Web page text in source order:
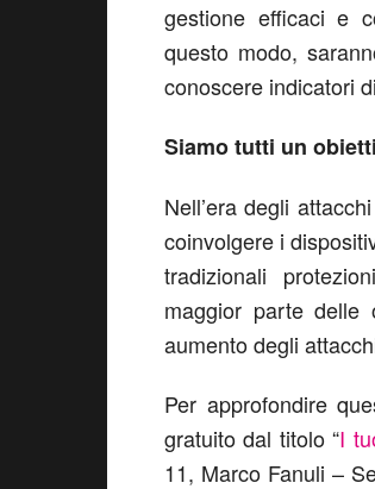
gestione efficaci e
questo modo,
conoscere indicatori
Siamo tutti un
Nell’era degli
coinvolgere i
tradizionali
maggior parte delle
aumento degli
Per approfondire
gratuito dal titolo “I
11, Marco Fanuli –